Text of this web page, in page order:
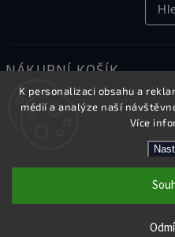
K personalizaci obsahu a
médií a analýze naší
Více
Kamenná prodejna
NÁKUPNÍ KOŠÍK
0ks
Copyright 2026Elektro
Upravit